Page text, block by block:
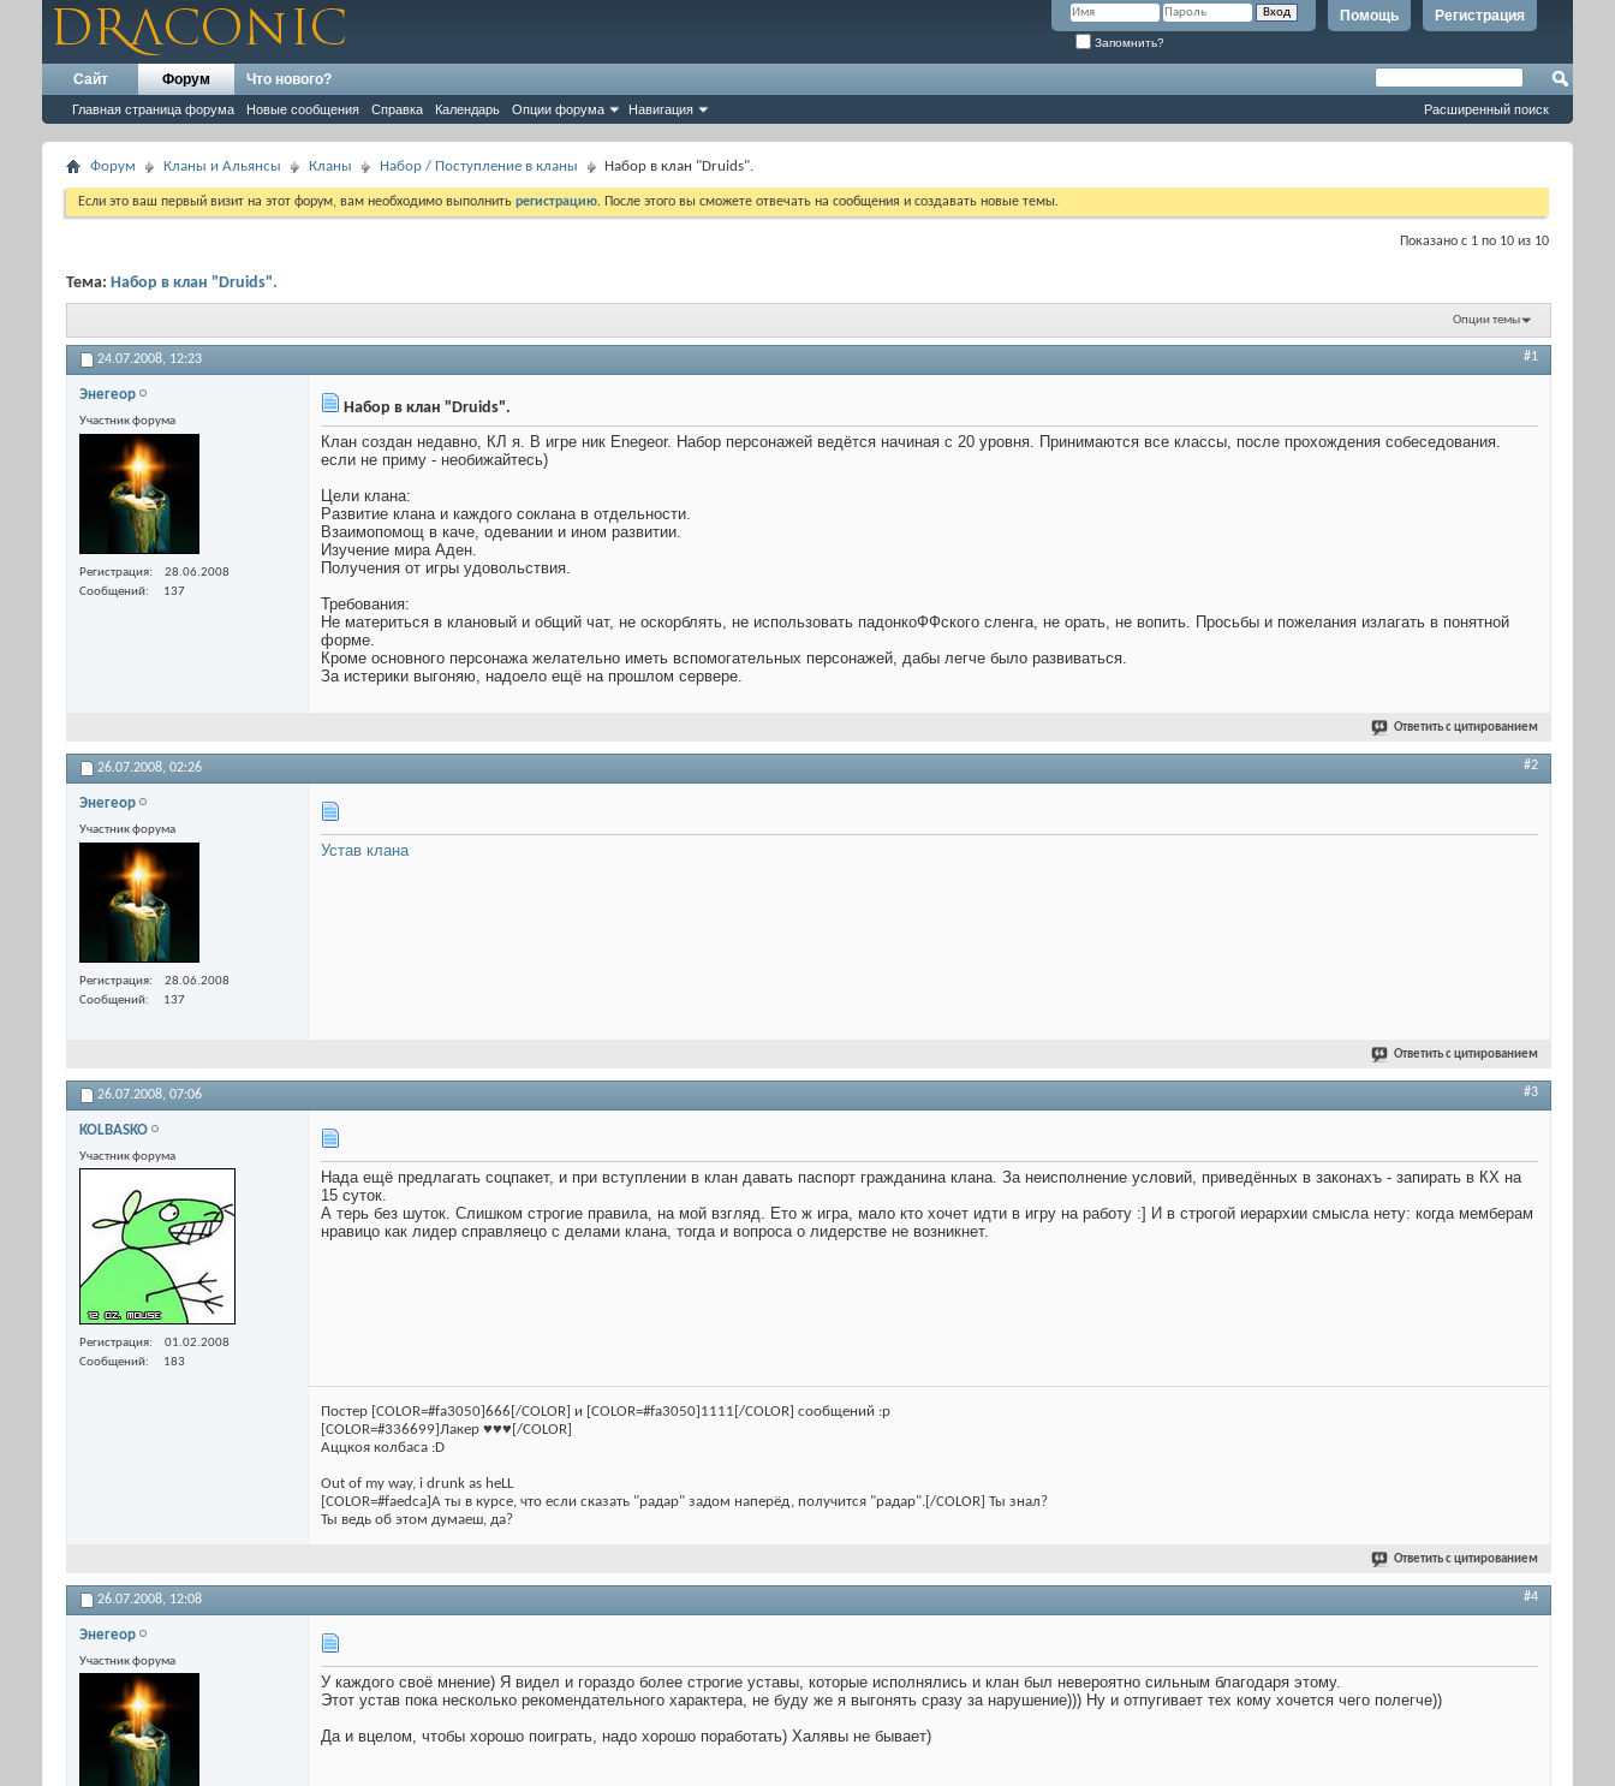
Регистрация
Помощь
Запомнить?
Сайт Форум
Главная страница форума Новые сообщения Справка Календарь Опции форума Навигация
Что нового?
Расширенный поиск
Форум Кланы и Альянсы Кланы Набор / Поступление в кланы Набор в клан "Druids".
Если это ваш первый визит на этот форум, вам необходимо выполнить регистрацию. После этого вы сможете отвечать на сообщения и создавать новые темы.
Показано с 1 по 10 из 10
Тема: Набор в клан "Druids".
Опции темы
24.07.2008, 12:23 #1
Энегеор
Участник форума
Регистрация
28.06.2008
Сообщений
137
Набор в клан "Druids".
Клан создан недавно, КЛ я. В игре ник Enegeor. Набор персонажей ведётся начиная с 20 уровня. Принимаются все классы, после прохождения собеседования.
если не приму - необижайтесь)
Цели клана:
Развитие клана и каждого соклана в отдельности.
Взаимопомощ в каче, одевании и ином развитии.
Изучение мира Аден.
Получения от игры удовольствия.
Требования:
Не материться в клановый и общий чат, не оскорблять, не использовать падонкоФФского сленга, не орать, не вопить. Просьбы и пожелания излагать в понятной
форме.
Кроме основного персонажа желательно иметь вспомогательных персонажей, дабы легче было развиваться.
За истерики выгоняю, надоело ещё на прошлом сервере.
Ответить с цитированием
26.07.2008, 02:26 #2
Энегеор
Участник форума
Регистрация
28.06.2008
Сообщений
137
Устав клана
Ответить с цитированием
26.07.2008, 07:06 #3
KOLBASKO
Участник форума
Регистрация
01.02.2008
Сообщений
183
Нада ещё предлагать соцпакет, и при вступлении в клан давать паспорт гражданина клана. За неисполнение условий, приведённых в законахъ - запирать в КХ на
15 суток.
А терь без шуток. Слишком строгие правила, на мой взгляд. Ето ж игра, мало кто хочет идти в игру на работу :] И в строгой иерархии смысла нету: когда мемберам
нравицо как лидер справляецо с делами клана, тогда и вопроса о лидерстве не возникнет.
Постер [COLOR=#fa3050]666[/COLOR] и [COLOR=#fa3050]1111[/COLOR] сообщений :p
[COLOR=#336699]Лакер ♥♥♥[/COLOR]
Аццкоя колбаса :D
Out of my way, i drunk as heLL
[COLOR=#faedca]А ты в курсе, что если сказать "радар" задом наперёд, получится "радар".[/COLOR] Ты знал?
Ты ведь об этом думаеш, да?
Ответить с цитированием
26.07.2008, 12:08 #4
Энегеор
Участник форума
У каждого своё мнение) Я видел и гораздо более строгие уставы, которые исполнялись и клан был невероятно сильным благодаря этому.
Этот устав пока несколько рекомендательного характера, не буду же я выгонять сразу за нарушение))) Ну и отпугивает тех кому хочется чего полегче))
Да и вцелом, чтобы хорошо поиграть, надо хорошо поработать) Халявы не бывает)